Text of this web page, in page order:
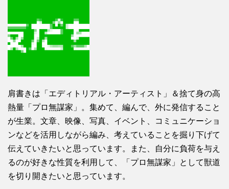
肩書きは「エディトリアル・アーティスト」＆捨て身の高
熱量「プロ無謀家」。集めて、編んで、外に発信すること
が生業。文章、映像、写真、イベント、コミュニケーショ
ンなどを活用しながら編み、考えていることを掘り下げて
伝えていきたいと思っています。また、自分に負荷を与え
るのが好きな性質を利用して、「プロ無謀家」として獣道
を切り開きたいと思っています。